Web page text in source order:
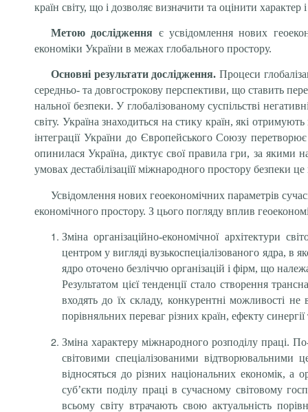
країн світу, що і дозволяє визначити та оцінити
Метою дослідження є усвідомлення нових
економіки України в межах глобального простору.
Основні результати дослідження. Процеси
середньо- та довгострокову перспективи, що ставить
нальної безпеки. У глобалізованому суспільстві
світу. Україна знаходиться на стику країн, які
інтеграції України до Європейського Союзу
опинилася Україна, диктує свої правила гри, за якими
умовах дестабілізаціїї міжнародного простору безпеки
Усвідомлення нових геоекономічних параметрів
економічного простору. З цього погляду вплив
Зміна організаційно-економічної архітектури
центром у вигляді вузькоспеціалізованого ядра, в
ядро оточено безліччю організацій і фірм, що
Результатом цієї тенденції стало створення
входять до їх складу, конкурентні можливості
порівняльних переваг різних країн, ефекту
Зміна характеру міжнародного розподілу праці.
світовими спеціалізованими
відносяться до різних національних економік, а
суб’єкти поділу праці в сучасному світовому
всьому світу втрачають свою актуальність